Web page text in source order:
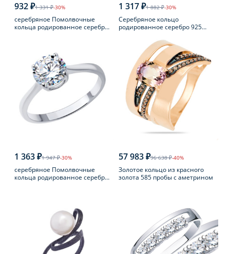
932 ₽1 331 ₽-30%
серебряное Помолвочные
кольца родированное серебро
1 317 ₽1 882 ₽-30%
Серебряное кольцо
родированное серебро 925
1 363 ₽1 947 ₽-30%
серебряное Помолвочные
кольца родированное серебро
57 983 ₽96 638 ₽-40%
Золотое кольцо из красного
золота 585 пробы с аметрином